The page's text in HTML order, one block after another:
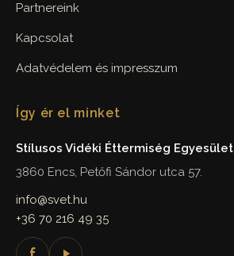
Partnereink
Kapcsolat
Adatvédelem és impresszum
Így ér el minket
Stílusos Vidéki Éttermiség Egyesület
3860 Encs, Petőfi Sándor utca 57.
info@svet.hu
+36 70 216 49 35